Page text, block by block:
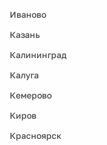
Иваново
Казань
Калининград
Калуга
Кемерово
Киров
Красноярск